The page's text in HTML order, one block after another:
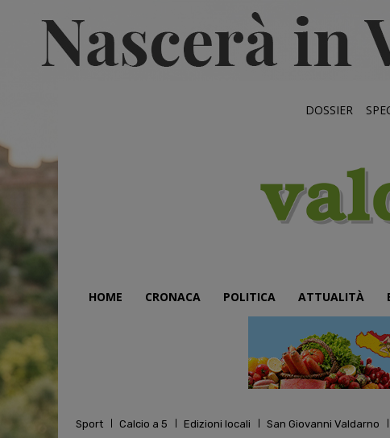
DOSSIER
HOME CRONACA POLITICA ATTUALITÀ
Sport Calcio a 5 Edizioni locali San Giovanni Valdarno